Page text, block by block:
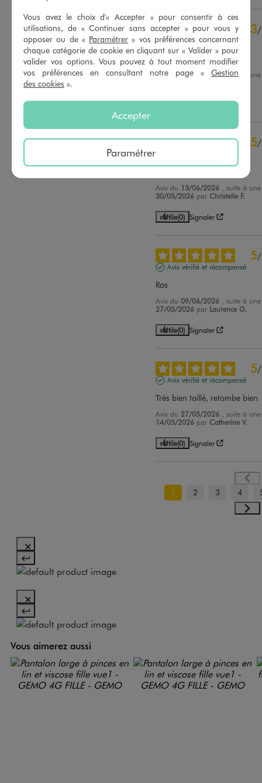
5étoiles
41
4étoiles
9
3étoiles
2
2étoiles
0
0
Trier les avis
3/
Avis vérifié et récompensé
Confortable
Avis du19/06/2026 , suite à
Utile(0) Signaler
5/
Avis du 13/06/2026
, suite à
30/05/2026 parChristelle F.
Utile(0) Signaler
5/
Avis vérifié et récompensé
Ras
Avis du09/06/2026
, suite à
27/05/2026 par Laurence G.
Utile(0) Signaler
5/
Avis vérifié et récompensé
Très bien taillé, retombe bien
Avis du 27/05/2026
, suite à
14/05/2026 parCatherine V.
Utile(0) Signaler
1 2 3 4
Vous aimerez aussi
Vous avez le choix d'« Accepter » pour consentir à ces
utilisations, de « Continuer sans accepter » pour vous y
opposer ou de « Paramétrer » vos préférences concernant
chaque catégorie de cookie en cliquant sur « Valider » pour
valider vos options. Vous pouvez à tout moment modifier
vos préférences en consultant notre page « Gestion
des cookies ».
Accepter
Paramétrer